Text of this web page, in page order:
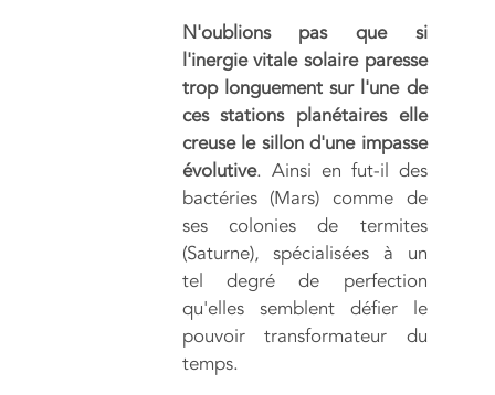
N'oublions pas que si
l'inergie vitale solaire paresse
trop longuement sur l'une de
ces stations planétaires elle
creuse le sillon d'une impasse
évolutive. Ainsi en fut-il des
bactéries (Mars) comme de
ses colonies de termites
(Saturne), spécialisées à un
tel degré de perfection
qu'elles semblent défier le
pouvoir transformateur du
temps.